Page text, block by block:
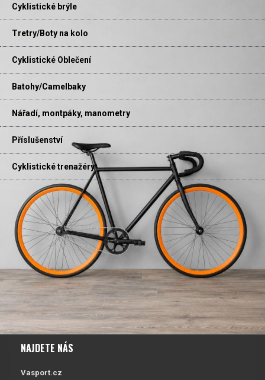
Cyklistické brýle
Tretry/Boty na kolo
Cyklistické Oblečení
Batohy/Camelbaky
Nářadí, montpáky, manometry
Příslušenství
Cyklistické trenažéry
NAJDETE NÁS
Vasport.cz